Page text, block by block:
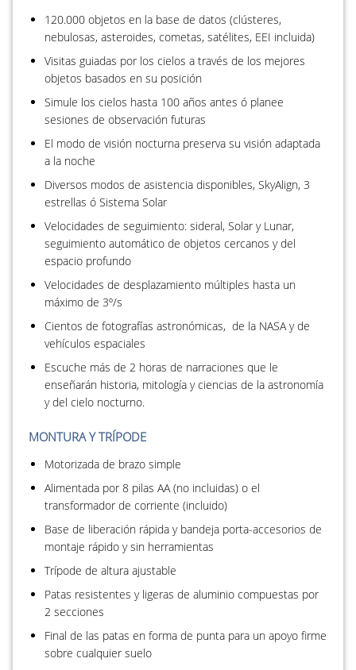
120.000 objetos en la base de datos (clústeres,
nebulosas, asteroides, cometas, satélites, EEI incluida)
Visitas guiadas por los cielos a través de los mejores
objetos basados en su posición
Simule los cielos hasta 100 años antes ó planee
sesiones de observación futuras
El modo de visión nocturna preserva su visión adaptada
a la noche
Diversos modos de asistencia disponibles, SkyAlign, 3
estrellas ó Sistema Solar
Velocidades de seguimiento: sideral, Solar y Lunar,
seguimiento automático de objetos cercanos y del
espacio profundo
Velocidades de desplazamiento múltiples hasta un
máximo de 3º/s
Cientos de fotografías astronómicas, de la NASA y de
vehículos espaciales
Escuche más de 2 horas de narraciones que le
enseñarán historia, mitología y ciencias de la astronomía
y del cielo nocturno.
MONTURA Y TRÍPODE
Motorizada de brazo simple
Alimentada por 8 pilas AA (no incluidas) o el
transformador de corriente (incluido)
Base de liberación rápida y bandeja porta-accesorios de
montaje rápido y sin herramientas
Trípode de altura ajustable
Patas resistentes y ligeras de aluminio compuestas por
2 secciones
Final de las patas en forma de punta para un apoyo firme
sobre cualquier suelo